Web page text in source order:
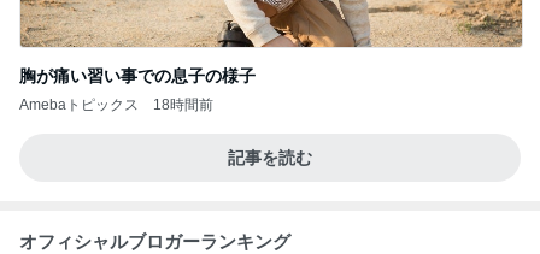
胸が痛い習い事での息子の様子
Amebaトピックス 18時間前
記事を読む
オフィシャルブロガーランキング